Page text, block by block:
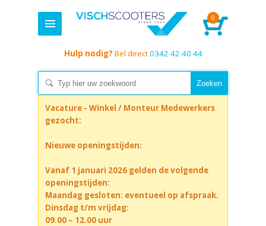
0
Hulp nodig? Bel direct0342 42 40 44
Vacature - Winkel / Monteur Medewerkers
gezocht:
Nieuwe openingstijden:
Vanaf 1 januari 2026 gelden de volgende
openingstijden:
Maandag gesloten: eventueel op afspraak.
Dinsdag t/m vrijdag:
09.00 – 12.00 uur